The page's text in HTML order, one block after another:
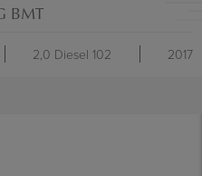
BMT
2,0 Diesel 102 2017